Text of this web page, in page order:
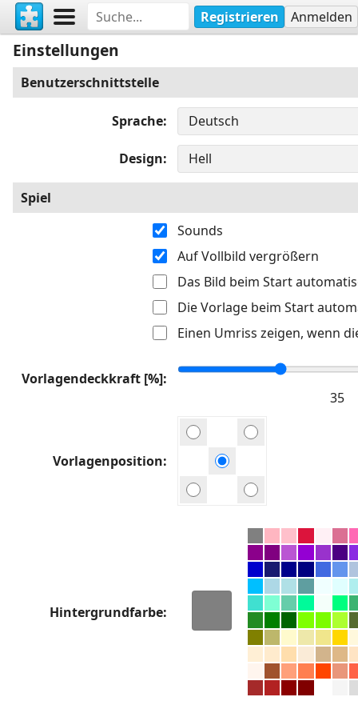
Registrieren Anmelden
Einstellungen
Benutzerschnittstelle
Sprache
Design
Spiel
Sounds
Auf Vollbild vergrößern
Das Bild beim Start
Die Vorlage beim Start
Einen Umriss zeigen, wenn
Vorlagendeckkraft [%]
Vorlagenposition
Hintergrundfarbe